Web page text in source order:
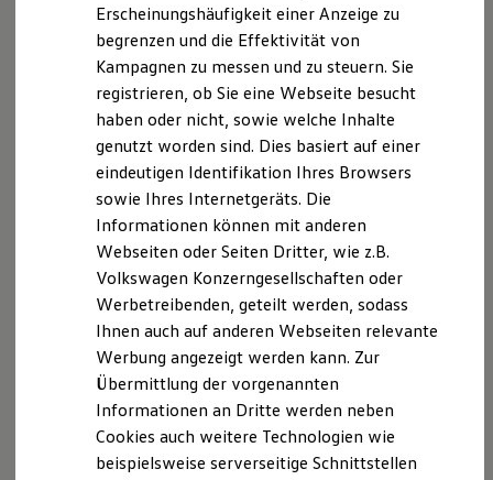
Marke und Erlebnis
Volkswagen R und R Experience
R-Modelle
R Experience
Driving Experience
Volkswagen entdecken
Werkbesichtigung
Lifestyle Shop
T-Roc Kollektion
Golf Kollektion
Volkswagen Kollektion
R-Kollektion
GTI Kollektion
Fußball Drop
we drive football
#wedriveproud
Besitzer und Service
myVolkswagen
Software Updates
Service und Ersatzteile
Inspektion und HU/AU
connect-shop.volkswagen.comeingesehen werden.
Kostenpflichtige Artikel können im In-Car Shop und / oder
Volkswagen
Shop, mit den aktuell dort einsehbaren
und verfügbaren Zahlungsmitteln, erworben werden. Die
Verfügbarkeit von Upgrades-Funktionen kann zwischen
Webshop und In-Car Shop abweichen. Ihr Volkswagen
berät Sie ebenfalls gerne bei Fragen zu Upgrades und deren
Verfügbarkeit. Erworbene und aktivierte Upgrades verbleiben
für die Dauer des Aktivierungszeitraums im Fahrzeug, sind
durch alle Fahrer nutzbar und nicht auf andere Fahrzeuge
übertragbar.
Die in dieser Darstellung gezeigten Fahrzeuge und
Ausstattungen können in einzelnen Details vom aktuellen
deutschen Lieferprogramm abweichen. Abgebildet sind
teilweise Sonderausstattungen der Fahrzeuge gegen
Mehrpreis.
Bitte beachten Sie auch unseren Konfigurator für eine
Übersicht der aktuell verfügbaren Modelle und Ausstattungen.
Die angegebenen Verbrauchs- und Emissionswerte beziehen
sich nicht auf ein einzelnes Fahrzeug und sind nicht Bestandteil
Erscheinungshäufigkeit einer Anzeige zu
begrenzen und die Effektivität von
Kampagnen zu messen und zu steuern. Sie
registrieren, ob Sie eine Webseite besucht
haben oder nicht, sowie welche Inhalte
genutzt worden sind. Dies basiert auf einer
eindeutigen Identifikation Ihres Browsers
sowie Ihres Internetgeräts. Die
Informationen können mit anderen
Webseiten oder Seiten Dritter, wie z.B.
Volkswagen Konzerngesellschaften oder
Werbetreibenden, geteilt werden, sodass
Ihnen auch auf anderen Webseiten relevante
Werbung angezeigt werden kann. Zur
Übermittlung der vorgenannten
Informationen an Dritte werden neben
Cookies auch weitere Technologien wie
beispielsweise serverseitige Schnittstellen